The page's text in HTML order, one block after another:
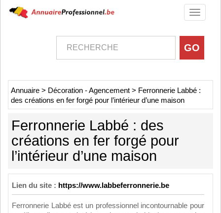
Toggle
Annuaire > Décoration - Agencement > Ferronnerie Labbé :
des créations en fer forgé pour l’intérieur d’une maison
Ferronnerie Labbé : des
créations en fer forgé pour
l’intérieur d’une maison
Lien du site : https://www.labbeferronnerie.be
Ferronnerie Labbé est un professionnel incontournable pour